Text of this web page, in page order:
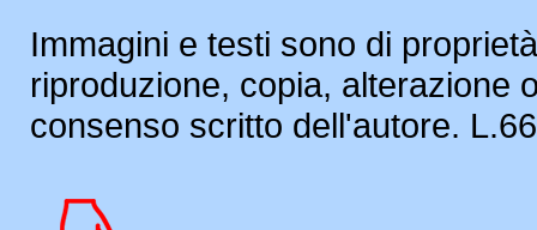
Immagini e testi sono di
riproduzione, copia, alterazione
consenso scritto dell'autore.